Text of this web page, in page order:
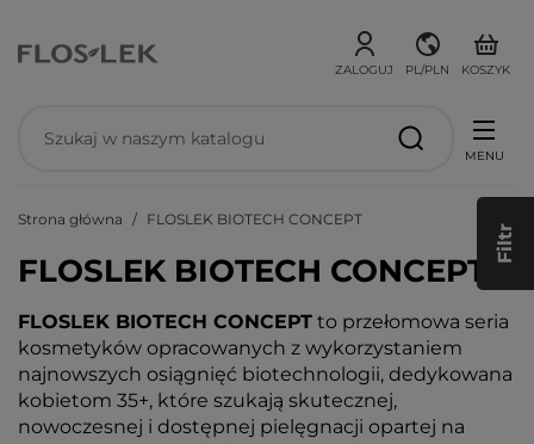
ZALOGUJ PL/PLN KOSZYK
MENU
Strona główna FLOSLEK BIOTECH CONCEPT
FLOSLEK BIOTECH CONCEPT
FLOSLEK BIOTECH CONCEPT to przełomowa seria
kosmetyków opracowanych z wykorzystaniem
najnowszych osiągnięć biotechnologii, dedykowana
kobietom 35+, które szukają skutecznej,
nowoczesnej i dostępnej pielęgnacji opartej na
Filtr